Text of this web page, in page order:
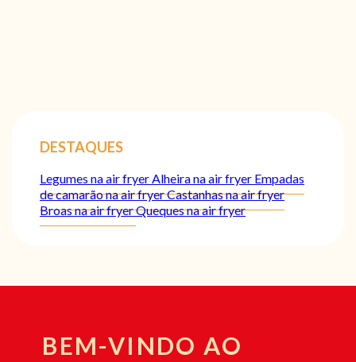
DESTAQUES
Legumes na air fryerAlheira na air fryer Empadas
de camarão na air fryerCastanhas na air fryer
Broas na air fryerQueques na air fryer
BEM-VINDO AO